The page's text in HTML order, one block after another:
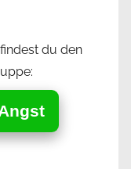
du den